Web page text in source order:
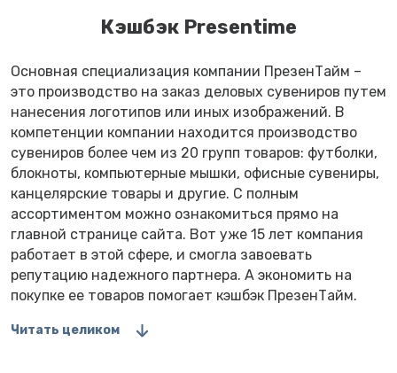
Кэшбэк Presentime
Основная специализация компании ПрезенТайм –
это производство на заказ деловых сувениров путем
нанесения логотипов или иных изображений. В
компетенции компании находится производство
сувениров более чем из 20 групп товаров: футболки,
блокноты, компьютерные мышки, офисные сувениры,
канцелярские товары и другие. С полным
ассортиментом можно ознакомиться прямо на
главной странице сайта. Вот уже 15 лет компания
работает в этой сфере, и смогла завоевать
репутацию надежного партнера. А экономить на
покупке ее товаров помогает кэшбэк ПрезенТайм.
Читать целиком